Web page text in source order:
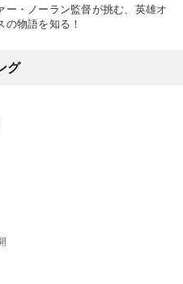
ー・ノーラン監督が挑む、英雄オ
の物語を知る！
グ